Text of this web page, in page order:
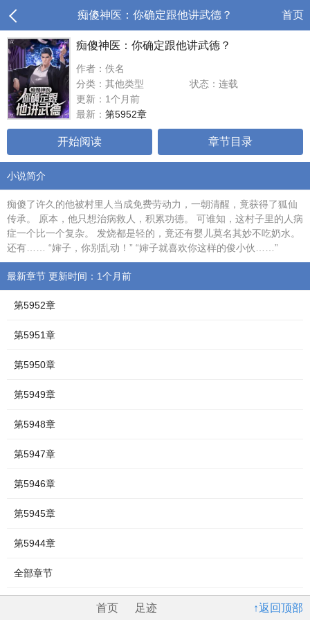
痴傻神医：你确定跟他讲武德？ 首页
痴傻神医：你确定跟他讲武德？
作者：佚名
分类：其他类型
状态：连载
更新：1个月前
最新： 第5952章
开始阅读 章节目录
小说简介
痴傻了许久的他被村里人当成免费劳动力，一朝清醒，竟获得了狐仙
传承。 原本，他只想治病救人，积累功德。 可谁知，这村子里的人病
症一个比一个复杂。 发烧都是轻的，竟还有婴儿莫名其妙不吃奶水。
还有…… “婶子，你别乱动！” “婶子就喜欢你这样的俊小伙……”
最新章节 更新时间：1个月前
第5952章
第5951章
第5950章
第5949章
第5948章
第5947章
第5946章
第5945章
第5944章
全部章节
↑返回顶部
首页 足迹